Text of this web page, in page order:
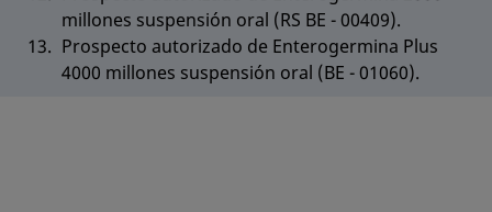
millones suspensión oral (RS BE - 00409).
Prospecto autorizado de Enterogermina Plus
4000 millones suspensión oral (BE - 01060).